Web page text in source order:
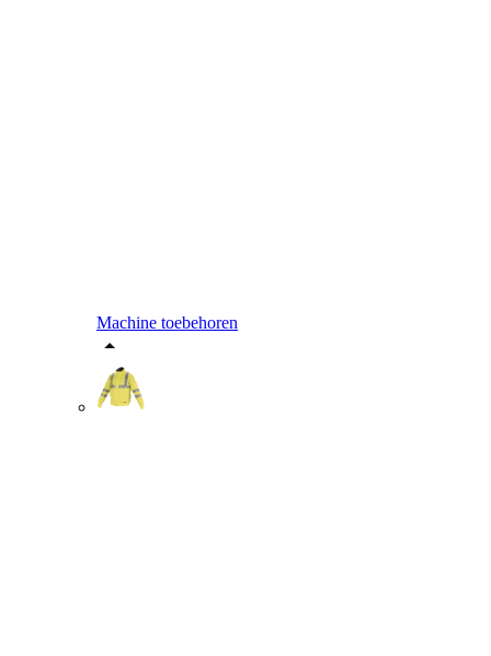
Machine toebehoren